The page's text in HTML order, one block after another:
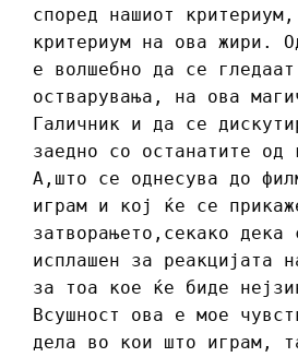
според нашиот
критериум на ова жири.
е волшебно да се
остварувања, на ова
Галичник и да се
заедно со останатите од
А,што се однесува до
играм и кој ќе се
затворањето,секако дека
исплашен за реакцијата
за тоа кое ќе биде
Всушност ова е мое
дела во кои што играм,